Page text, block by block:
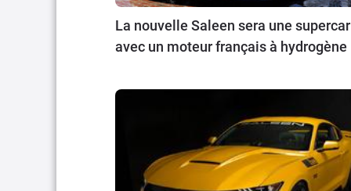
La nouvelle Saleen sera une supercar
avec un moteur français à hydrogène